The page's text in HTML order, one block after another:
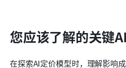
您应该了解的关键
在探索AI定价模型时，理解影响